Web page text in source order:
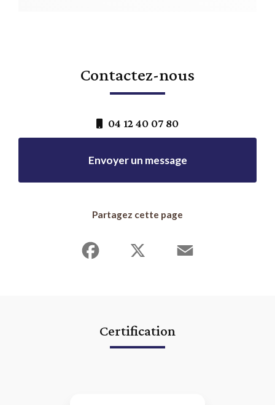
Contactez-nous
04 12 40 07 80
Envoyer un message
Partagez cette page
Certification